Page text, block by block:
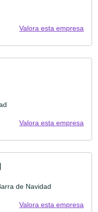
Valora esta empresa
Valora esta empresa
de Navidad
Valora esta empresa